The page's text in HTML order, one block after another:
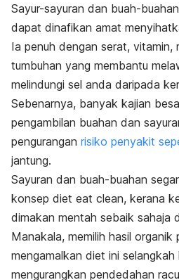
Sayur-sayuran dan buah-
dapat dinafikan amat
Ia penuh dengan serat, vitamin,
tumbuhan yang membantu
melindungi sel anda daripada
Sebenarnya, banyak kajian
pengambilan buahan dan
pengurangan risiko penyakit
jantung.
Sayuran dan buah-buahan
konsep diet eat clean, kerana
dimakan mentah sebaik sahaja
Manakala, memilih hasil
mengamalkan diet ini selangkah
mengurangkan pendedahan